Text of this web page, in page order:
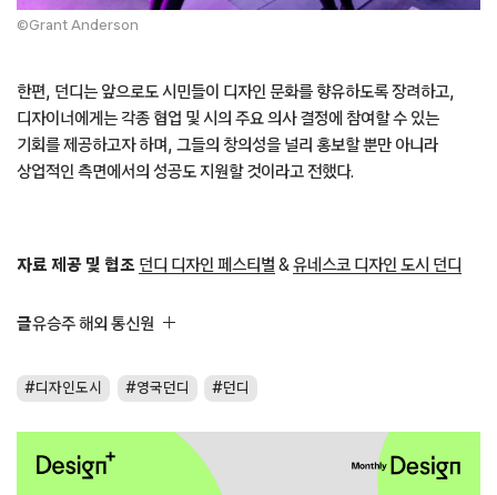
©Grant Anderson
한편, 던디는 앞으로도 시민들이 디자인 문화를 향유하도록 장려하고,
디자이너에게는 각종 협업 및 시의 주요 의사 결정에 참여할 수 있는
기회를 제공하고자 하며, 그들의 창의성을 널리 홍보할 뿐만 아니라
상업적인 측면에서의 성공도 지원할 것이라고 전했다.
자료 제공 및 협조 던디 디자인 페스티벌 & 유네스코 디자인 도시 던디
글유승주 해외 통신원
디자인도시 영국던디 던디